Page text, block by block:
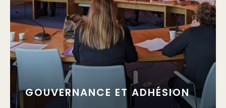
GOUVERNANCE ET ADHÉSION